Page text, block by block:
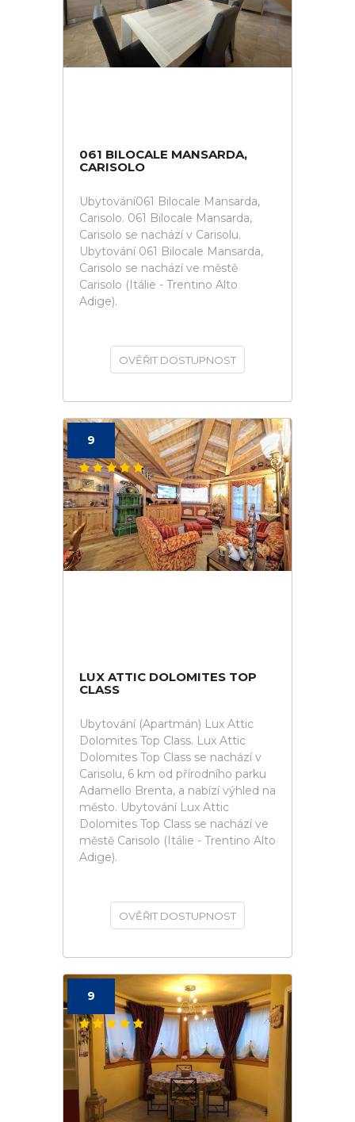
061 BILOCALE MANSARDA,
CARISOLO
Ubytování061 Bilocale Mansarda,
Carisolo. 061 Bilocale Mansarda,
Carisolo se nachází v Carisolu.
Ubytování 061 Bilocale Mansarda,
Carisolo se nachází ve městě
Carisolo (Itálie - Trentino Alto
Adige).
OVĚŘIT DOSTUPNOST
9
LUX ATTIC DOLOMITES TOP
CLASS
Ubytování (Apartmán) Lux Attic
Dolomites Top Class. Lux Attic
Dolomites Top Class se nachází v
Carisolu, 6 km od přírodního parku
Adamello Brenta, a nabízí výhled na
město. Ubytování Lux Attic
Dolomites Top Class se nachází ve
městě Carisolo (Itálie - Trentino Alto
Adige).
OVĚŘIT DOSTUPNOST
9